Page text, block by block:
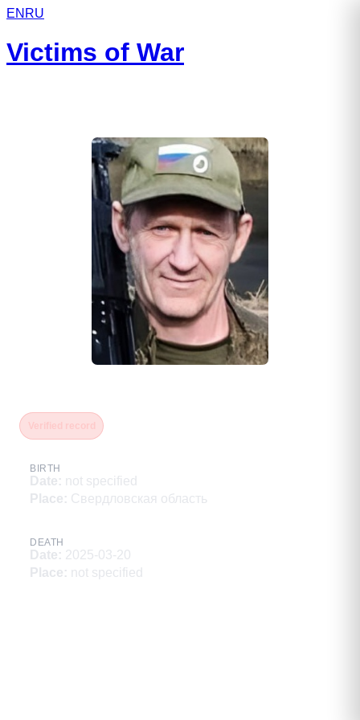
EN RU
Victims of War
BIRTH
Date: not specified
Place: Свердловская область
DEATH
Date: 2025-03-20
Place: not specified